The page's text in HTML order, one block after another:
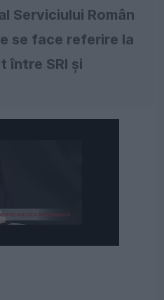
Serviciului Român
se face referire la
între SRI și